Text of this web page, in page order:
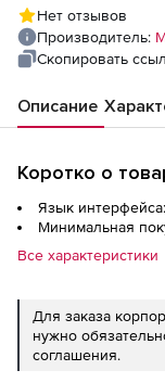
Нет отзывов
Производитель:
Скопировать
Описание
Коротко о
Язык
Минимальная
Все характеристики
Для заказа
нужно
соглашения.